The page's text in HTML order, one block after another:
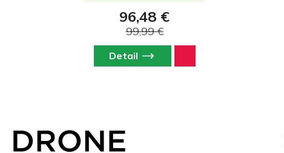
96,48 €
99,99 €
Detail